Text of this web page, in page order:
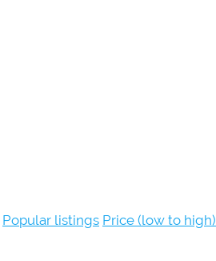
Popular listings Price (low to high)